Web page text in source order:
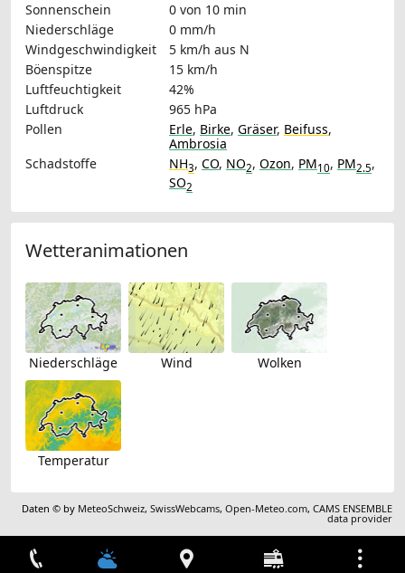
Sonnenschein
0 von 10 min
Niederschläge
0 mm/h
Windgeschwindigkeit
5 km/h aus N
Böenspitze
15 km/h
Luftfeuchtigkeit
42%
Luftdruck
965 hPa
Pollen
Erle, Birke, Gräser, Beifuss,
Ambrosia
Schadstoffe
NH3, CO, NO2, Ozon, PM10, PM2.5,
SO2
Wetteranimationen
Niederschläge Wind Wolken
Temperatur
Daten © by MeteoSchweiz,SwissWebcams,Open-Meteo.com,CAMS ENSEMBLE
data provider